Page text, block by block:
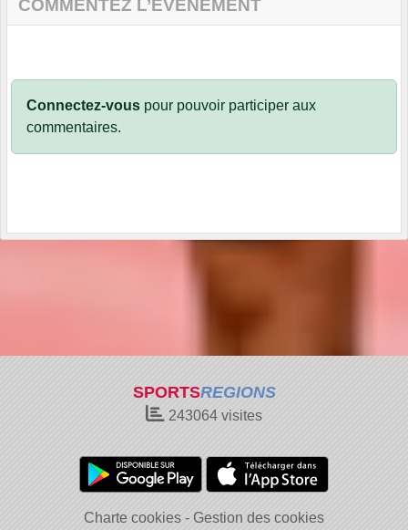
COMMENTEZ L’ÉVÈNEMENT
Connectez-vous pour pouvoir participer aux
commentaires.
SPORTSREGIONS
243064 visites
Charte cookies
Gestion des cookies